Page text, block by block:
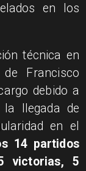
en los
técnica en
Francisco
debido a
la llegada de
en el
14 partidos
victorias, 5